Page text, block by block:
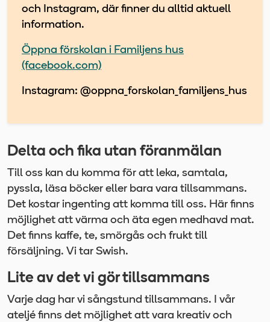
och Instagram, där finner du alltid aktuell
information.
Öppna förskolan i Familjens hus
(facebook.com)
Instagram: @oppna_forskolan_familjens_hus
Delta och fika utan föranmälan
Till oss kan du komma för att leka, samtala,
pyssla, läsa böcker eller bara vara tillsammans.
Det kostar ingenting att komma till oss. Här finns
möjlighet att värma och äta egen medhavd mat.
Det finns kaffe, te, smörgås och frukt till
försäljning. Vi tar Swish.
Lite av det vi gör tillsammans
Varje dag har vi sångstund tillsammans. I vår
ateljé finns det möjlighet att vara kreativ och